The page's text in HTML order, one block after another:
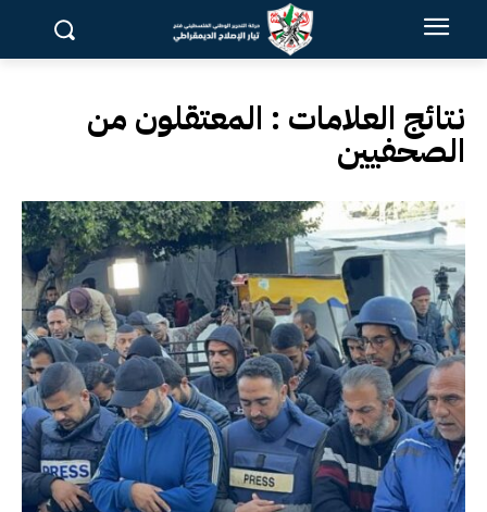
نتائج العلامات : المعتقلون من
الصحفيين